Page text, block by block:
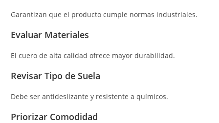
Garantizan que el producto cumple normas industriales.
Evaluar Materiales
El cuero de alta calidad ofrece mayor durabilidad.
Revisar Tipo de Suela
Debe ser antideslizante y resistente a químicos.
Priorizar Comodidad